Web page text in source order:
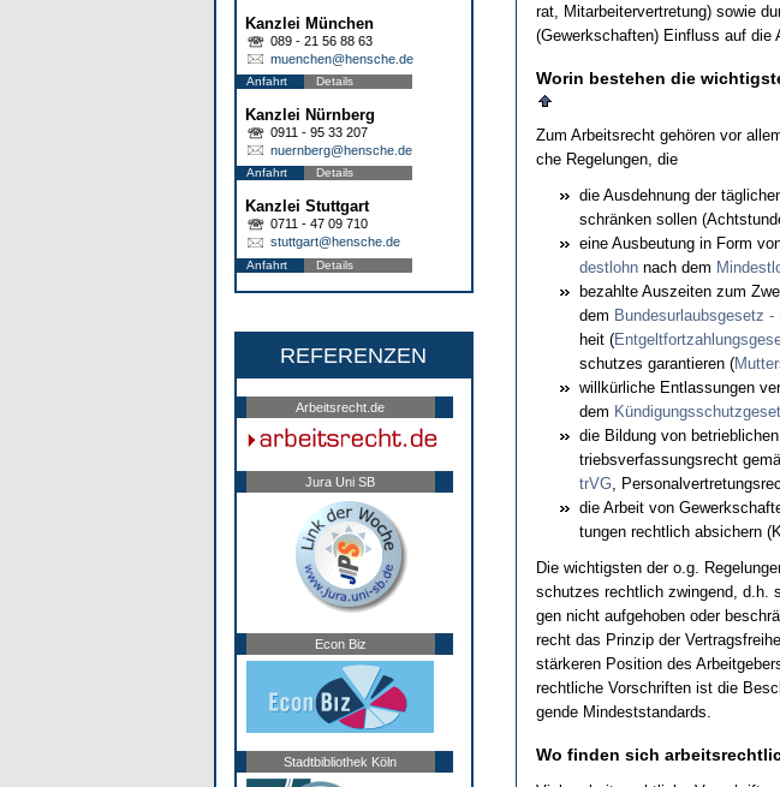
Kanzlei München
089 - 21 56 88 63
muenchen@hensche.de
Anfahrt Details
Kanzlei Nürnberg
0911 - 95 33 207
nuernberg@hensche.de
Anfahrt Details
Kanzlei Stuttgart
0711 - 47 09 710
stuttgart@hensche.de
Anfahrt Details
REFERENZEN
Arbeitsrecht.de
Jura Uni SB
Econ Biz
Stadtbibliothek Köln
rat, Mit­ar­bei­ter­ver­tre­tung) so­wie
(Ge­werk­schaf­ten) Ein­fluss auf die
Wor­in be­ste­hen die
Zum Ar­beits­recht gehören vor
che Re­ge­lun­gen, die
die Aus­deh­nung der
schränken sol­len
ei­ne Aus­beu­tung in Form
dest­lohnnach dem
be­zahl­te Aus­zei­ten zum
dem Bun­des­ur­laubs­ge­setz -
heit (
schut­zes ga­ran­tie­ren (
willkürli­che Ent­las­sun­gen
dem
die Bil­dung von
triebs­ver­fas­sungs­recht
trVG,
die Ar­beit von
tun­gen recht­lich ab­si­chern
Die wich­tigs­ten der o.g.
schut­zes recht­lich zwin­gend, d.h.
gen nicht auf­ge­ho­ben oder
recht das Prin­zip der
stärke­ren Po­si­ti­on des
recht­li­che Vor­schrif­ten ist die
gen­de Min­dest­stan­dards.
Wo fin­den sich